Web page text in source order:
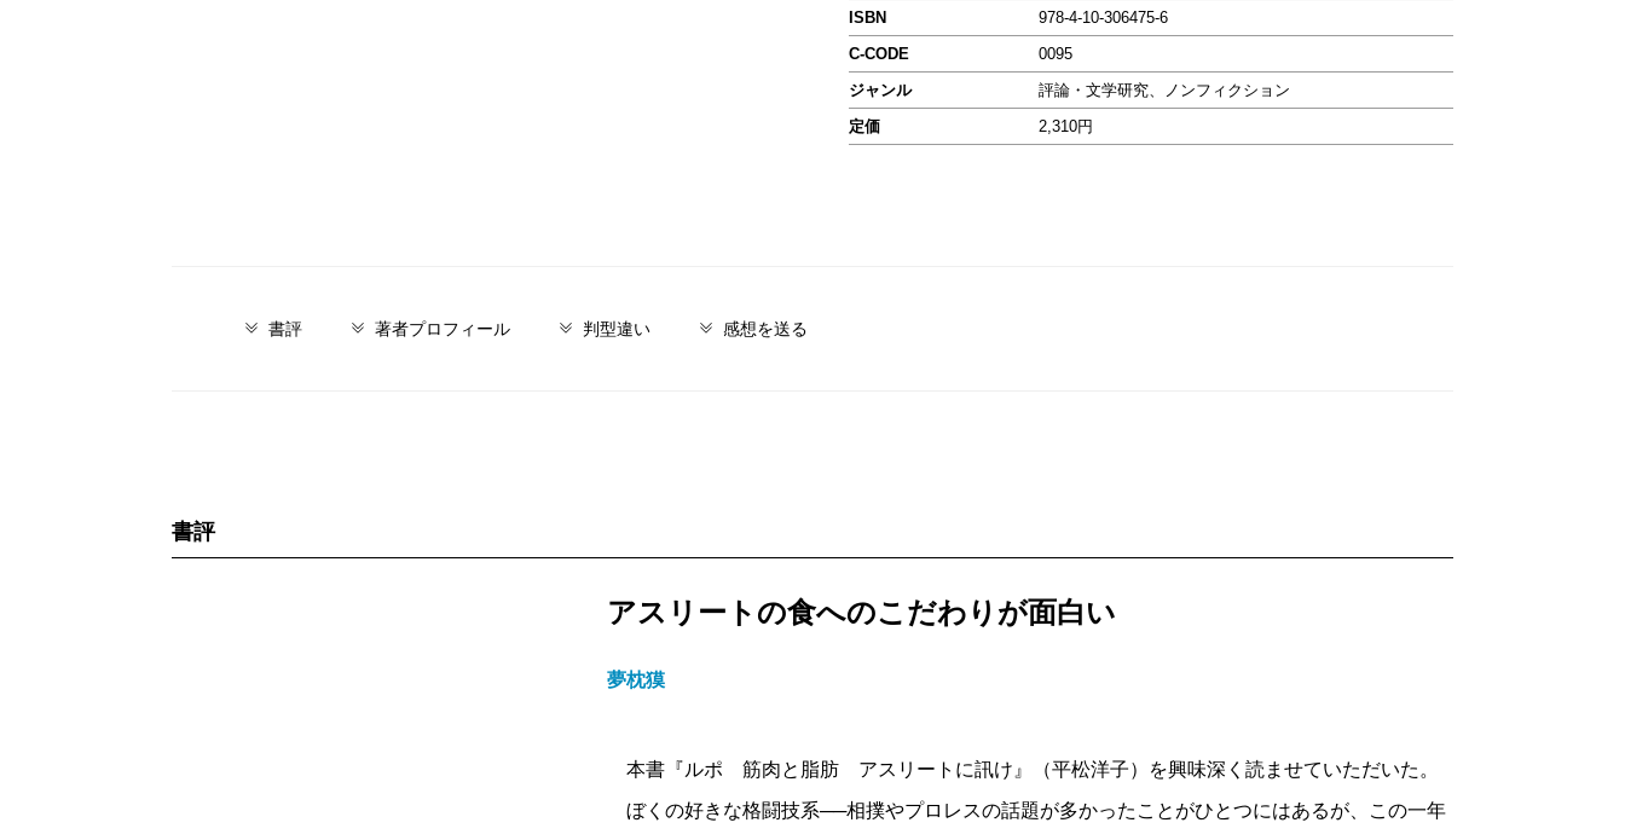
ISBN
978-4-10-306475-6
C-CODE
0095
ジャンル
評論・文学研究、ノンフィクション
定価
2,310円
書評 著者プロフィール 判型違い 感想を送る
書評
アスリートの食へのこだわりが面白い
夢枕獏
本書『ルポ 筋肉と脂肪 アスリートに訊け』（平松洋子）を興味深く読ませていただいた。
ぼくの好きな格闘技系──相撲やプロレスの話題が多かったことがひとつにはあるが、この一年